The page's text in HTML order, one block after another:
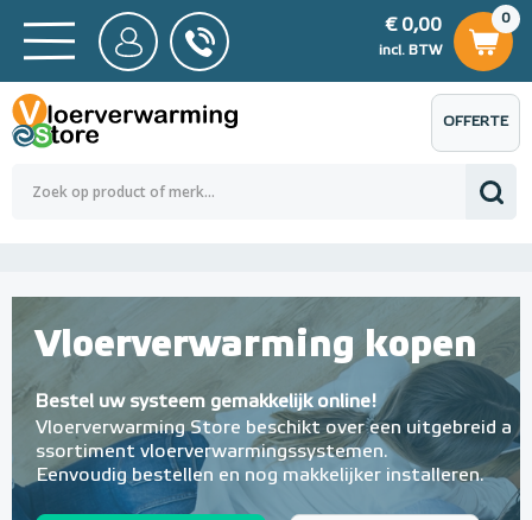
BTW
0,00
0
€ 0,00
incl. BTW
€ 0,00
OFFERTE
AANVRAGEN
Vloerverwarming kopen
Bestel uw systeem gemakkelijk online!
Vloerverwarming Store beschikt over een uitgebreid a
ssortiment vloerverwarmingssystemen.
Eenvoudig bestellen en nog makkelijker installeren.